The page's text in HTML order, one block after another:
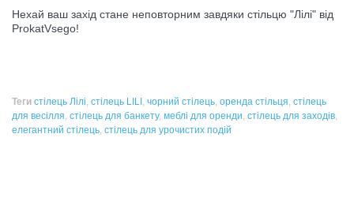
Нехай ваш захід стане неповторним завдяки стільцю "Лілі" від
ProkatVsego!
Теги стілець Лілі, стілець LILI , чорний стілець, оренда стільця, стілець
для весілля, стілець для банкету, меблі для оренди, стілець для заходів,
елегантний стілець, стілець для урочистих подій